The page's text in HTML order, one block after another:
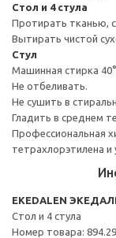
Стол и 4 стула
Протирать тканью,
Вытирать чистой
Стул
Машинная стирка
Не отбеливать.
Не сушить в
Гладить в среднем
Профессиональная
тетрахлорэтилена
EKEDALEN
Стол и 4 стула
Номер товара: